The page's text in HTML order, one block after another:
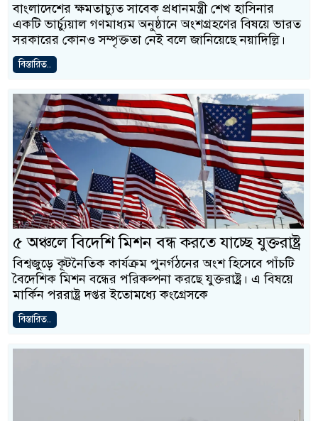
বাংলাদেশের ক্ষমতাচ্যুত সাবেক প্রধানমন্ত্রী শেখ হাসিনার
একটি ভার্চ্যুয়াল গণমাধ্যম অনুষ্ঠানে অংশগ্রহণের বিষয়ে ভারত
সরকারের কোনও সম্পৃক্ততা নেই বলে জানিয়েছে নয়াদিল্লি।
বিস্তারিত..
৫ অঞ্চলে বিদেশি মিশন বন্ধ করতে যাচ্ছে যুক্তরাষ্ট্র
বিশ্বজুড়ে কূটনৈতিক কার্যক্রম পুনর্গঠনের অংশ হিসেবে পাঁচটি
বৈদেশিক মিশন বন্ধের পরিকল্পনা করছে যুক্তরাষ্ট্র। এ বিষয়ে
মার্কিন পররাষ্ট্র দপ্তর ইতোমধ্যে কংগ্রেসকে
বিস্তারিত..